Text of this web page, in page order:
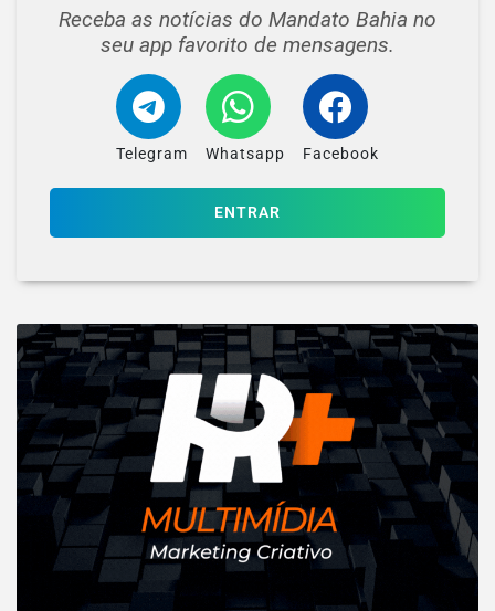
Receba as notícias do Mandato Bahia no
seu app favorito de mensagens.
Telegram Whatsapp Facebook
ENTRAR